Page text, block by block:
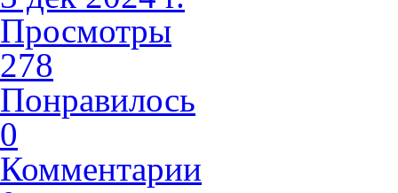
Просмотры
278
Понравилось
0
Комментарии